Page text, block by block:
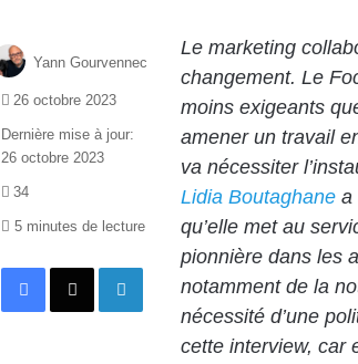
Le marketing
changement. Le
moins exigeants
amener un travail
va nécessiter
Lidia Boutaghanea
qu’elle met au
pionnière dans les
notamment de la
nécessité d’une
cette interview, car
Yann Gourvennec
26 octobre 2023
Dernière mise à jour:
26 octobre 2023
34
5 minutes de lecture
Facebook
X Linkedin